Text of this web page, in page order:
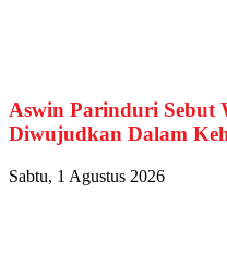
Aswin Parinduri Sebut
Diwujudkan Dalam
Sabtu, 1 Agustus 2026